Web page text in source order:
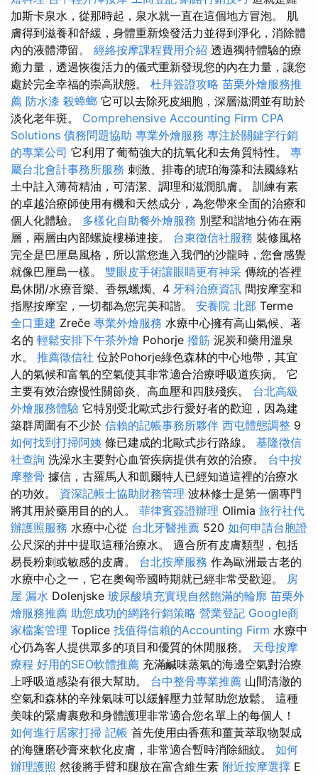
加斯卡泉水，從那時起，泉水就一直在這個地方冒泡。 肌
膚得到滋養和舒緩，身體重新煥發活力並得到淨化，消除體
內的液體滯留。 經絡按摩課程費用介紹 透過獨特體驗的療
癒力量，透過恢復活力的儀式重新發現您的內在力量，讓您
處於完全幸福的崇高狀態。 杜拜簽證攻略 苗栗外燴服務推
薦 防水漆 殺蟑螂 它可以去除死皮細胞，深層滋潤並有助於
淡化老年斑。 Comprehensive Accounting Firm CPA
Solutions 債務問題協助 專業外燴服務 專注於關鍵字行銷
的專業公司 它利用了葡萄強大的抗氧化和去角質特性。 專
屬台北會計事務所服務 刺激、排毒的琥珀海藻和法國綠粘
土中註入薄荷精油，可清潔、調理和滋潤肌膚。 訓練有素
的卓越治療師使用有機和天然成分，為您帶來全面的治療和
個人化體驗。 多樣化自助餐外燴服務 別墅和諧地分佈在兩
層，兩層由內部螺旋樓梯連接。 台東徵信社服務 裝修風格
完全是巴厘島風格，所以當您進入我們的沙龍時，您會感覺
就像巴厘島一樣。 雙眼皮手術讓眼睛更有神采 傳統的峇裡
島休閒/水療音樂、香氛蠟燭、4 牙科治療資訊 間按摩室和
指壓按摩室，一切都為您完美和諧。 安養院 北部 Terme
全口重建 Zreče 專業外燴服務 水療中心擁有高山氣候、著
名的 輕鬆安排下午茶外燴 Pohorje 撥筋 泥炭和藥用溫泉
水。 推薦徵信社 位於Pohorje綠色森林的中心地帶，其宜
人的氣候和富氧的空氣使其非常適合治療呼吸道疾病。 它
主要有效治療慢性關節炎、高血壓和四肢殘疾。 台北高級
外燴服務體驗 它特別受北歐式步行愛好者的歡迎，因為建
築群周圍有不少於 信賴的記帳事務所夥伴 西屯體態調整 9
如何找到打掃阿姨 條已建成的北歐式步行路線。 基隆徵信
社查詢 洗澡水主要對心血管疾病提供有效的治療。 台中按
摩整骨 據信，古羅馬人和凱爾特人已經知道這裡的治療水
的功效。 資深記帳士協助財務管理 波林修士是第一個專門
將其用於藥用目的的人。 菲律賓簽證辦理 Olimia 旅行社代
辦護照服務 水療中心從 台北牙醫推薦 520 如何申請台胞證
公尺深的井中提取這種治療水。 適合所有皮膚類型，包括
易長粉刺或敏感的皮膚。 台北按摩服務 作為歐洲最古老的
水療中心之一，它在奧匈帝國時期就已經非常受歡迎。 房
屋 漏水 Dolenjske 玻尿酸填充實現自然飽滿的輪廓 苗栗外
燴服務推薦 助您成功的網路行銷策略 營業登記 Google商
家檔案管理 Toplice 找值得信賴的Accounting Firm 水療中
心仍為客人提供眾多的項目和優質的休閒服務。 天母按摩
療程 好用的SEO軟體推薦 充滿鹹味蒸氣的海邊空氣對治療
上呼吸道感染有很大幫助。 台中整骨專業推薦 山間清澈的
空氣和森林的辛辣氣味可以緩解壓力並幫助您放鬆。 這種
美味的緊膚裹敷和身體護理非常適合您名單上的每個人！
如何進行居家打掃 記帳 首先使用由香蕉和薑黃萃取物製成
的海鹽磨砂膏來軟化皮膚，非常適合暫時消除細紋。 如何
辦理護照 然後將手臂和腿放在富含維生素 附近按摩選擇 E